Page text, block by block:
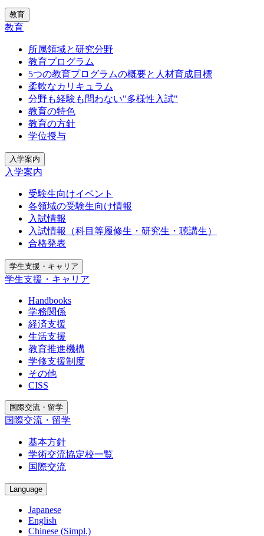
教育
教育
所属領域と研究分野
教育プログラム
5つの教育プログラムの概要と人材育成目標
柔軟なカリキュラム
分野も経験も問わない"多様性入試"
教育の特色
教育の方針
学位授与
入学案内
入学案内
受験生向けイベント
各領域の受験生向け情報
入試情報
入試情報（科目等履修生・研究生・聴講生）
合格発表
学生支援・キャリア
学生支援・キャリア
Handbooks
学務関係
経済支援
生活支援
教育推進機構
学修支援制度
その他
CISS
国際交流・留学
国際交流・留学
基本方針
学術交流協定校一覧
国際交流
Language
Japanese
English
Chinese (Simpl.)